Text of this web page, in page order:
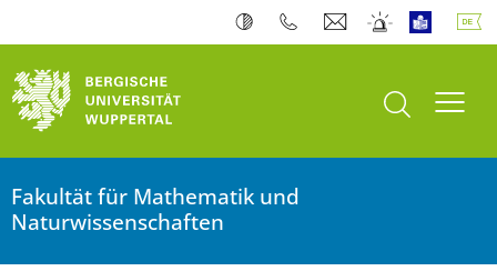
Suche öffnen
Fakultät für Mathematik und
Naturwissenschaften